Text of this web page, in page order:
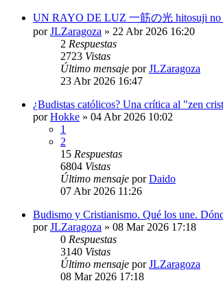
UN RAYO DE LUZ 一筋の光 hitosuji
porJLZaragoza » 22 Abr 2026 16:20
2 Respuestas
2723 Vistas
Último mensaje porJLZaragoza
23 Abr 2026 16:47
¿Budistas católicos? Una crítica al "zen
porHokke » 04 Abr 2026 10:02
1
2
15 Respuestas
6804 Vistas
Último mensaje porDaido
07 Abr 2026 11:26
Budismo y Cristianismo. Qué los une.
porJLZaragoza » 08 Mar 2026 17:18
0 Respuestas
3140 Vistas
Último mensaje porJLZaragoza
08 Mar 2026 17:18